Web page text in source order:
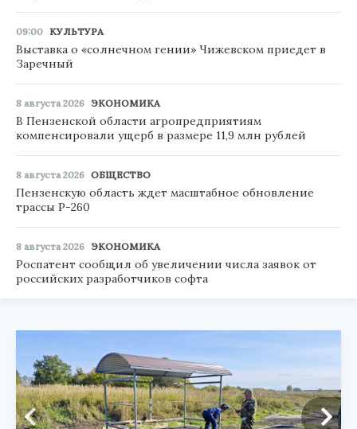
09:00 КУЛЬТУРА
Выставка о «солнечном гении» Чижевском приедет в
Заречный
8 августа 2026 ЭКОНОМИКА
В Пензенской области агропредприятиям
компенсировали ущерб в размере 11,9 млн рублей
8 августа 2026 ОБЩЕСТВО
Пензенскую область ждет масштабное обновление
трассы Р-260
8 августа 2026 ЭКОНОМИКА
Роспатент сообщил об увеличении числа заявок от
российских разработчиков софта